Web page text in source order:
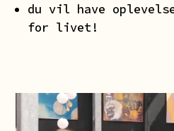
du vil have
for livet!